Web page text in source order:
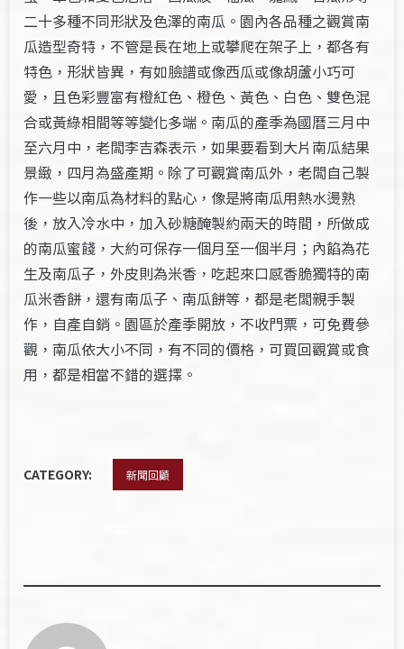
二十多種不同形狀及色澤的南瓜。園內各品種之觀賞南
瓜造型奇特，不管是長在地上或攀爬在架子上，都各有
特色，形狀皆異，有如臉譜或像西瓜或像胡蘆小巧可
愛，且色彩豐富有橙紅色、橙色、黃色、白色、雙色混
合或黃綠相間等等變化多端。南瓜的產季為國曆三月中
至六月中，老闆李吉森表示，如果要看到大片南瓜結果
景緻，四月為盛產期。除了可觀賞南瓜外，老闆自己製
作一些以南瓜為材料的點心，像是將南瓜用熱水燙熟
後，放入冷水中，加入砂糖醃製約兩天的時間，所做成
的南瓜蜜餞，大約可保存一個月至一個半月；內餡為花
生及南瓜子，外皮則為米香，吃起來口感香脆獨特的南
瓜米香餅，還有南瓜子、南瓜餅等，都是老闆親手製
作，自產自銷。園區於產季開放，不收門票，可免費參
觀，南瓜依大小不同，有不同的價格，可買回觀賞或食
用，都是相當不錯的選擇。
CATEGORY: 新聞回顧